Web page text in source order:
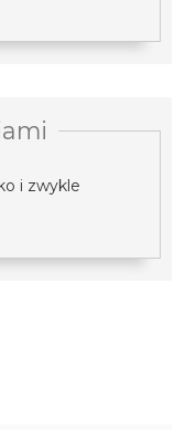
i zwykle